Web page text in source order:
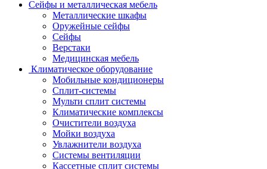
Сейфы и металлическая мебель
Металлические шкафы
Оружейные сейфы
Сейфы
Верстаки
Медицинская мебель
Климатическое оборудование
Мобильные кондиционеры
Сплит-системы
Мульти сплит системы
Климатические комплексы
Очистители воздуха
Мойки воздуха
Увлажнители воздуха
Системы вентиляции
Кассетные сплит системы